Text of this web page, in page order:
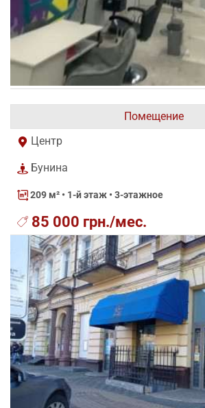
Помещение
Центр
Бунина
209 м² • 1-й этаж • 3-этажное
85 000 грн./мес.